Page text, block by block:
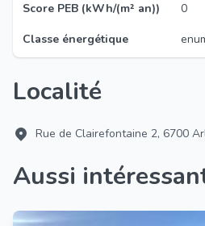
Score PEB (kWh/(m² an))
0
Classe énergétique
Localité
Rue de Clairefontaine 2, 6700
Aussi